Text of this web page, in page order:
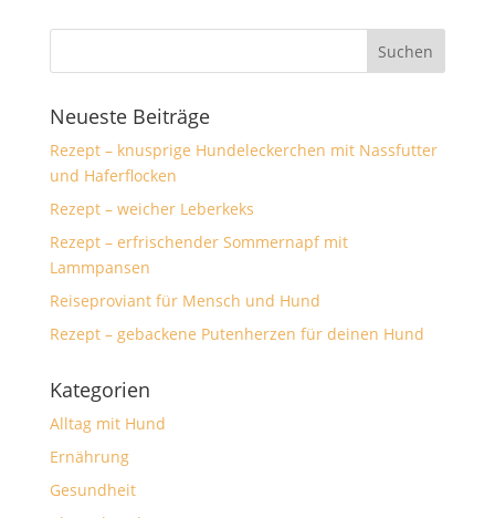
Neueste Beiträge
Rezept – knusprige Hundeleckerchen mit Nassfutter
und Haferflocken
Rezept – weicher Leberkeks
Rezept – erfrischender Sommernapf mit
Lammpansen
Reiseproviant für Mensch und Hund
Rezept – gebackene Putenherzen für deinen Hund
Kategorien
Alltag mit Hund
Ernährung
Gesundheit